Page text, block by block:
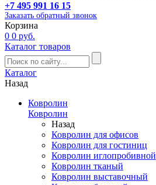
+7 495 991 16 15
Заказать обратный звонок
Корзина
0 0 руб.
Каталог товаров
Каталог
Назад
Ковролин
Ковролин
Назад
Ковролин для офисов
Ковролин для гостиниц
Ковролин иглопробивной
Ковролин тканый
Ковролин выставочный